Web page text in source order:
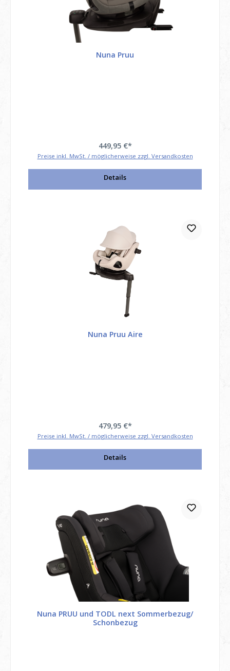
Nuna Pruu
449,95 €*
Preise inkl. MwSt. / möglicherweise zzgl. Versandkosten
Details
Nuna Pruu Aire
479,95 €*
Preise inkl. MwSt. / möglicherweise zzgl. Versandkosten
Details
Nuna PRUU und TODL next Sommerbezug/
Schonbezug